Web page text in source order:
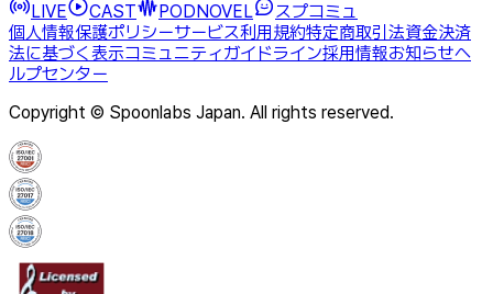
LIVE CAST PODNOVEL
スプコミュ
個人情報保護ポリシーサービス利用規約特定商取引法資金決済
法に基づく表示コミュニティガイドライン採用情報お知らせヘ
ルプセンター
Copyright © Spoonlabs Japan. All rights reserved.